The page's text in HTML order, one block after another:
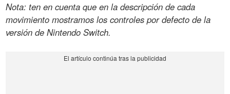
Nota: ten en cuenta que en la descripción de cada
movimiento mostramos los controles por defecto de la
versión de Nintendo Switch.